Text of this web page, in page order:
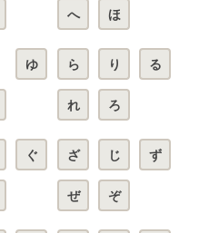
へ ほ
ゆ ら り る
れ ろ
ぐ ざ じ ず
ぜ ぞ